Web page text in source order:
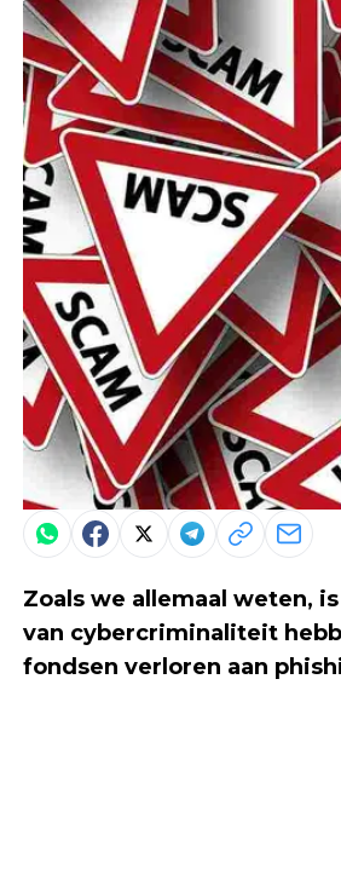
Zoals we allemaal weten,
van cybercriminaliteit
fondsen verloren aan